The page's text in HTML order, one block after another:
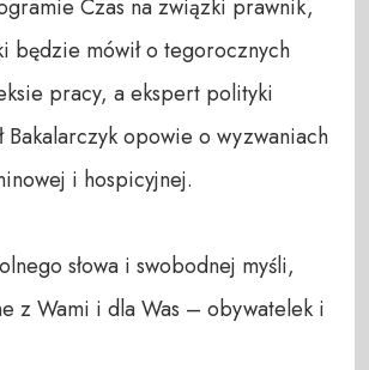
Czas na związki prawnik,
będzie mówił o tegorocznych
pracy, a ekspert polityki
Bakalarczyk opowie o wyzwaniach
i hospicyjnej.
słowa i swobodnej myśli,
z Wami i dla Was – obywatelek i